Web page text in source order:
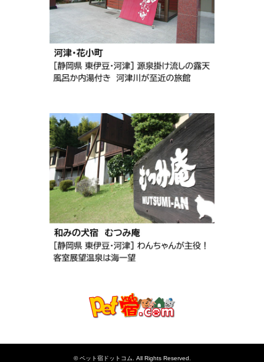
©ペット宿ドットコム . All Rights Reserved.